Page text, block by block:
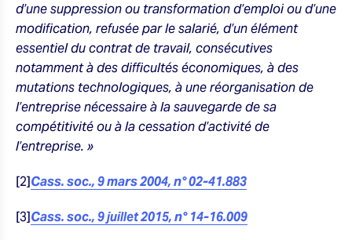
d’une suppression ou transformation d’emploi ou d’une
modification, refusée par le salarié, d’un élément
essentiel du contrat de travail, consécutives
notamment à des difficultés économiques, à des
mutations technologiques, à une réorganisation de
l’entreprise nécessaire à la sauvegarde de sa
compétitivité ou à la cessation d’activité de
l’entreprise. »
‍[2]Cass. soc., 9 mars 2004, n° 02-41.883
[3]Cass. soc., 9 juillet 2015, n° 14-16.009